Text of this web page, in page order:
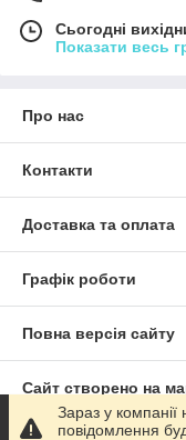
Сьогодні
Показати весь
Про нас
Контакти
Доставка та оплата
Графік роботи
Повна версія сайту
Сайт створено на
Зараз у
повідомлення